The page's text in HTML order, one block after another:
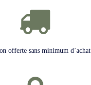
offerte sans minimum d’achat